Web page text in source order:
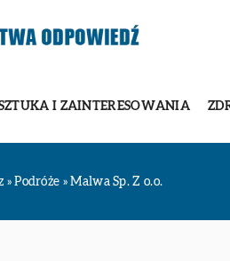
I ZAINTERESOWANIA
»Podróże »Malwa Sp. Z o.o.